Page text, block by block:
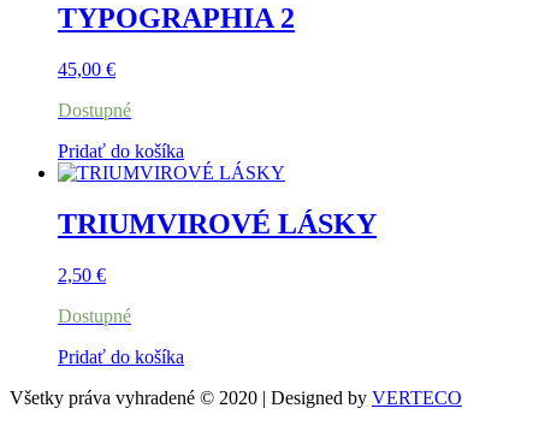
TYPOGRAPHIA 2
45,00 €
Dostupné
Pridať do košíka
TRIUMVIROVÉ LÁSKY
2,50 €
Dostupné
Pridať do košíka
Všetky práva vyhradené © 2020 | Designed by VERTECO